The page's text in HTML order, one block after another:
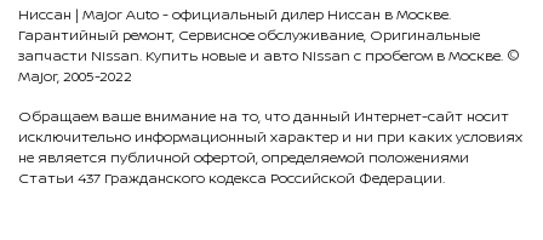
Ниссан | Major Auto - официальный дилер Ниссан в Москве.
Гарантийный ремонт, Сервисное обслуживание, Оригинальные
запчасти Nissan. Купить новые и авто Nissan с пробегом в Москве. ©
Major, 2005-2022
Обращаем ваше внимание на то, что данный Интернет-сайт носит
исключительно информационный характер и ни при каких условиях
не является публичной офертой, определяемой положениями
Статьи 437 Гражданского кодекса Российской Федерации.